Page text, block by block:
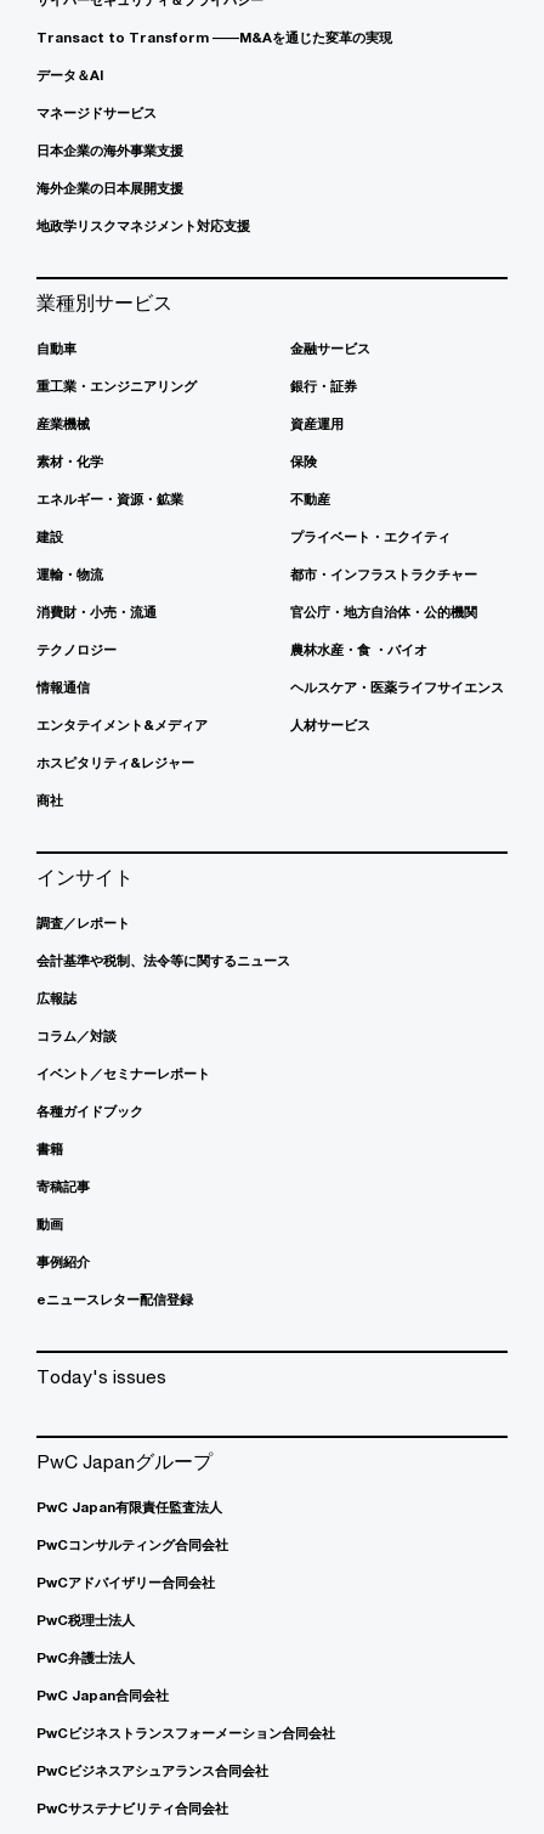
Transact to Transform ――M&Aを通じた変革の実現
データ＆AI
マネージドサービス
日本企業の海外事業支援
海外企業の日本展開支援
地政学リスクマネジメント対応支援
業種別サービス
自動車
重工業・エンジニアリング
産業機械
素材・化学
エネルギー・資源・鉱業
建設
運輸・物流
消費財・小売・流通
テクノロジー
情報通信
エンタテイメント&メディア
ホスピタリティ&レジャー
商社
金融サービス
銀行・証券
資産運用
保険
不動産
プライベート・エクイティ
都市・インフラストラクチャー
官公庁・地方自治体・公的機関
農林水産・食 ・バイオ
ヘルスケア・医薬ライフサイエンス
人材サービス
インサイト
調査／レポート
会計基準や税制、法令等に関するニュース
広報誌
コラム／対談
イベント／セミナーレポート
各種ガイドブック
書籍
寄稿記事
動画
事例紹介
eニュースレター配信登録
Today's issues
PwC Japanグループ
PwC Japan有限責任監査法人
PwCコンサルティング合同会社
PwCアドバイザリー合同会社
PwC税理士法人
PwC弁護士法人
PwC Japan合同会社
PwCビジネストランスフォーメーション合同会社
PwCビジネスアシュアランス合同会社
PwCサステナビリティ合同会社